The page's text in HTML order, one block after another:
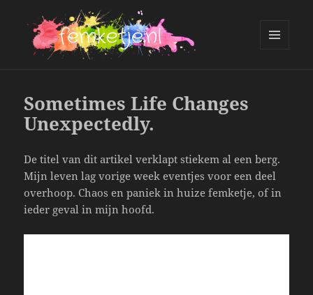
Sometimes Life Changes
Unexpectedly.
De titel van dit artikel verklapt stiekem al een berg.
Mijn leven lag vorige week eventjes voor een deel
overhoop. Chaos en paniek in huize femketje, of in
ieder geval in mijn hoofd.